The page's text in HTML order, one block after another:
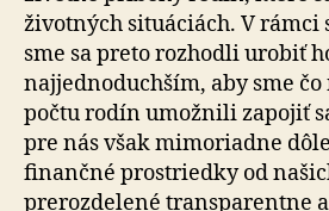
životných situáciách. V rámci
sme sa preto rozhodli urobiť
najjednoduchším, aby sme
počtu rodín umožnili zapojiť
pre nás však mimoriadne
finančné prostriedky od
prerozdelené transparentne